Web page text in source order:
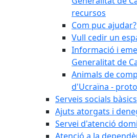
recursos
Com puc ajudar?
Vull cedir un
Informació i
Generalitat de
Animals de
d'Ucraïna -
Serveis socials bàsics
Ajuts atorgats i
Servei d'atenció